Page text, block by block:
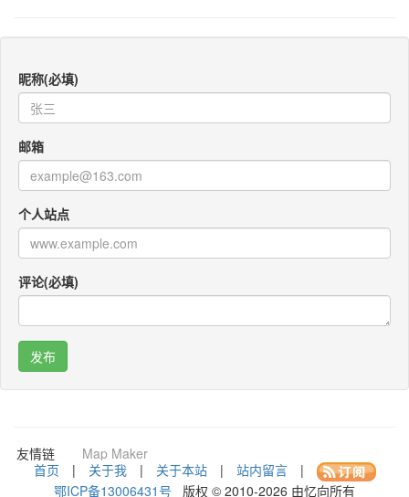
昵称(必填)
邮箱
个人站点
评论(必填)
友情链
接：
Map Maker
首页
| 关于我 | 关于本站 | 站内留言
|
鄂ICP备13006431号 版权 © 2010-2026 由忆向所有